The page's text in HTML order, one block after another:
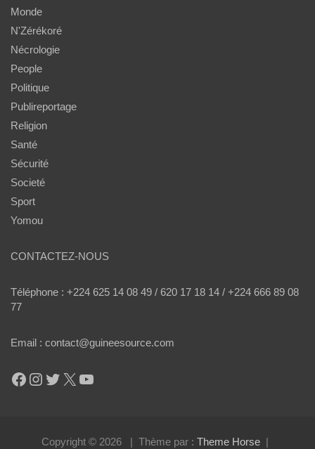
Monde
N'Zérékoré
Nécrologie
People
Politique
Publireportage
Religion
Santé
Sécurité
Societé
Sport
Yomou
CONTACTEZ-NOUS
Téléphone : +224 625 14 08 49 / 620 17 18 14 / +224 666 89 08
77
Email : contact@guineesource.com
Facebook
Instagram
Twitter
X YouTube
Copyright © 2026 Thème par : Theme Horse